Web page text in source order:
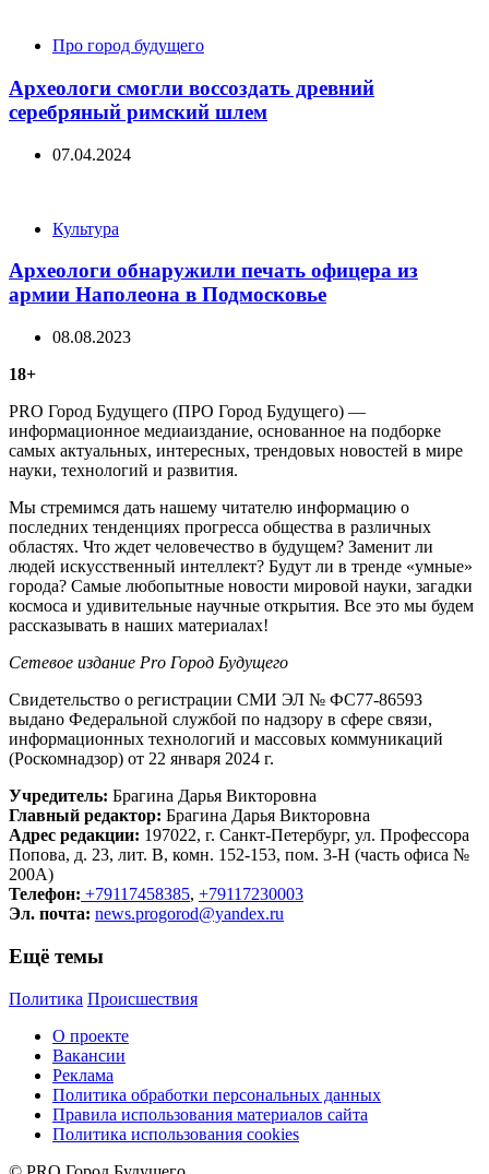
CategoriesПро город будущего
Археологи смогли воссоздать древний
серебряный римский шлем
07.04.2024
CategoriesКультура
Археологи обнаружили печать офицера из
армии Наполеона в Подмосковье
08.08.2023
18+
PRO Город Будущего (ПРО Город Будущего) —
информационное медиаиздание, основанное на подборке
самых актуальных, интересных, трендовых новостей в мире
науки, технологий и развития.
Мы стремимся дать нашему читателю информацию о
последних тенденциях прогресса общества в различных
областях. Что ждет человечество в будущем? Заменит ли
людей искусственный интеллект? Будут ли в тренде «умные»
города? Самые любопытные новости мировой науки, загадки
космоса и удивительные научные открытия. Все это мы будем
рассказывать в наших материалах!
Сетевое издание Рrо Город Будущего
Свидетельство о регистрации СМИ ЭЛ № ФС77-86593
выдано Федеральной службой по надзору в сфере связи,
информационных технологий и массовых коммуникаций
(Роскомнадзор) от 22 января 2024 г.
Учредитель: Брагина Дарья Викторовна
Главный редактор: Брагина Дарья Викторовна
Адрес редакции: 197022, г. Санкт-Петербург, ул. Профессора
Попова, д. 23, лит. В, комн. 152-153, пом. 3-Н (часть офиса №
200А)
Телефон: +79117458385, +79117230003
Эл. почта: news.progorod@yandex.ru
Ещё темы
Политика Происшествия
О проекте
Вакансии
Реклама
Политика обработки персональных данных
Правила использования материалов сайта
Политика использования cookies